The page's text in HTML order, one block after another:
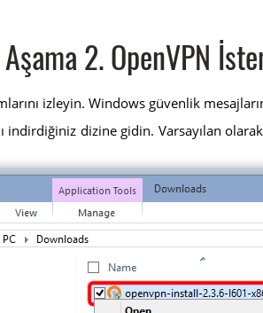
Aşama 2. OpenVPN
izleyin. Windows güvenlik
indirdiğiniz dizine gidin. Varsayılan